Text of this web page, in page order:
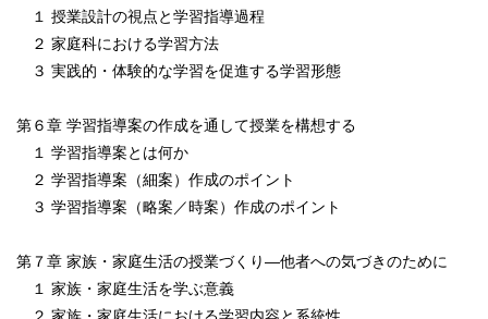
１ 授業設計の視点と学習指導過程
２ 家庭科における学習方法
３ 実践的・体験的な学習を促進する学習形態
第６章 学習指導案の作成を通して授業を構想する
１ 学習指導案とは何か
２ 学習指導案（細案）作成のポイント
３ 学習指導案（略案／時案）作成のポイント
第７章 家族・家庭生活の授業づくり―他者への気づきのために
１ 家族・家庭生活を学ぶ意義